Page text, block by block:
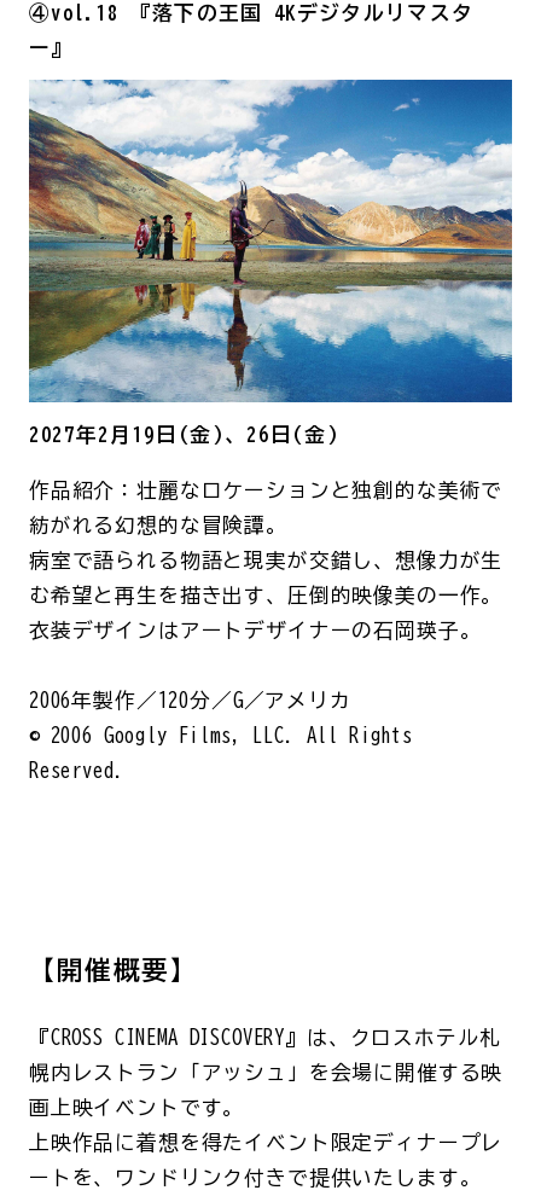
④vol.18 『落下の王国 4Kデジタルリマスタ
ー』
2027年2月19日(金)、26日(金)
作品紹介：壮麗なロケーションと独創的な美術で
紡がれる幻想的な冒険譚。
病室で語られる物語と現実が交錯し、想像力が生
む希望と再生を描き出す、圧倒的映像美の一作。
衣装デザインはアートデザイナーの石岡瑛子。
2006年製作／120分／G／アメリカ
© 2006 Googly Films, LLC. All Rights
Reserved.
【開催概要】
『CROSS CINEMA DISCOVERY』は、クロスホテル札
幌内レストラン「アッシュ」を会場に開催する映
画上映イベントです。
上映作品に着想を得たイベント限定ディナープレ
ートを、ワンドリンク付きで提供いたします。